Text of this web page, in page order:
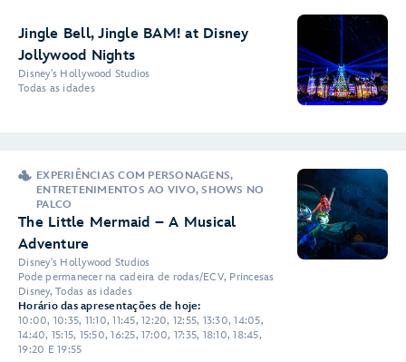
Jingle Bell, Jingle BAM! at Disney
Jollywood Nights
Disney's Hollywood Studios
Todas as idades
EXPERIÊNCIAS COM PERSONAGENS,
ENTRETENIMENTOS AO VIVO, SHOWS NO
PALCO
The Little Mermaid – A Musical
Adventure
Disney's Hollywood Studios
Pode permanecer na cadeira de rodas/ECV, Princesas
Disney, Todas as idades
Horário das apresentações de hoje:
10:00, 10:35, 11:10, 11:45, 12:20, 12:55, 13:30, 14:05,
14:40, 15:15, 15:50, 16:25, 17:00, 17:35, 18:10, 18:45,
19:20 E 19:55